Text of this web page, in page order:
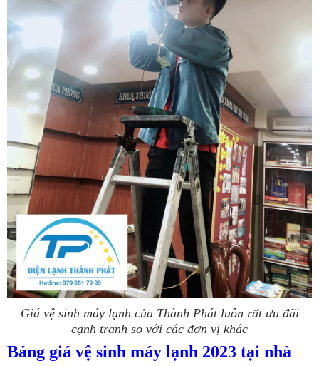
Giá vệ sinh máy lạnh của Thành Phát luôn rất ưu đãi
cạnh tranh so với các đơn vị khác
Bảng giá vệ sinh máy lạnh 2023 tại nhà